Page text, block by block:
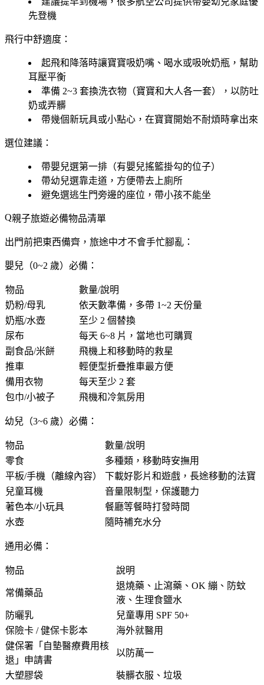
先登機
飛行中舒適度：
起飛和降落時讓寶寶吸奶嘴、喝水或吸吮奶瓶，幫助
耳壓平衡
準備 2~3 套換洗衣物（寶寶和大人各一套），以防吐
奶或弄髒
帶幾個新玩具或小點心，在寶寶開始不耐煩時拿出來
選位建議：
帶嬰兒選第一排（有嬰兒搖籃掛勾的位子）
帶幼兒選靠走道，方便帶去上廁所
避免選逃生門旁邊的座位，帶小孩不能坐
親子旅遊必備物品清單
出門前把東西備齊，旅途中才不會手忙腳亂：
嬰兒（0~2 歲）必備：
物品
數量/說明
奶粉/母乳
依天數準備，多帶 1~2 天份量
奶瓶/水壺
至少 2 個替換
尿布
每天 6~8 片，當地也可購買
副食品/米餅
飛機上和移動時的救星
推車
輕便型折疊推車最方便
備用衣物
每天至少 2 套
包巾/小被子
飛機和冷氣房用
幼兒（3~6 歲）必備：
物品
數量/說明
零食
多種類，移動時安撫用
平板/手機（離線內容）
下載好影片和遊戲，長途移動的法寶
兒童耳機
音量限制型，保護聽力
著色本/小玩具
餐廳等餐時打發時間
水壺
隨時補充水分
通用必備：
物品 說明
常備藥品
退燒藥、止瀉藥、OK 繃、防蚊
液、生理食鹽水
防曬乳
兒童專用 SPF 50+
保險卡 / 健保卡影本
海外就醫用
健保署「自墊醫療費用核
退」申請書
以防萬一
大塑膠袋 裝髒衣服、垃圾